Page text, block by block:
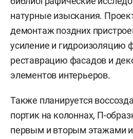
натурные изыскания.
демонтаж поздних
усиление и гидроизоляцию
реставрацию фасадов и
элементов интерьеров.
Также планируется
портик на колоннах, П-
первым и вторым этажами